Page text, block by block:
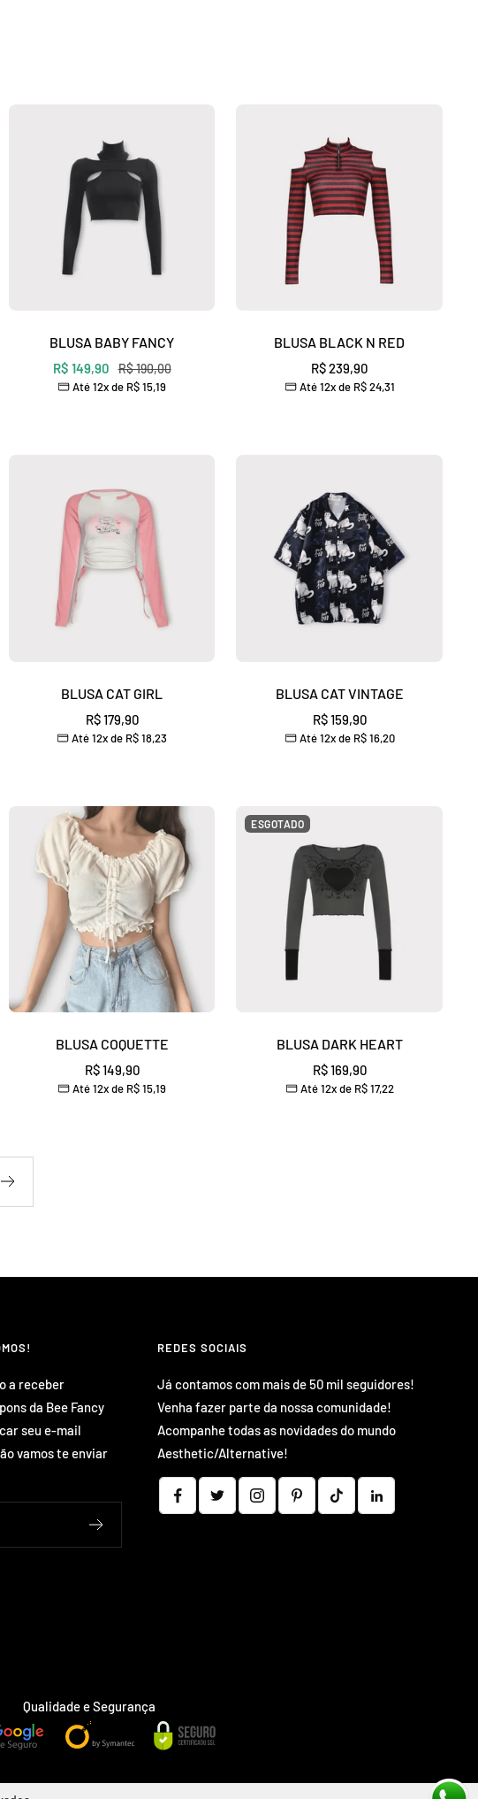
BLUSA BABY FANCY
Preço
promocional
R$ 149,90 Preço
normal
R$ 190,00
Até 12x de R$ 15,19
BLUSA BLACK N RED
Preço
promocional
R$ 239,90
Até 12x de R$ 24,31
BLUSA CAT GIRL
Preço
promocional
R$ 179,90
Até 12x de R$ 18,23
BLUSA CAT VINTAGE
Preço
promocional
R$ 159,90
Até 12x de R$ 16,20
BLUSA COQUETTE
Preço
promocional
R$ 149,90
Até 12x de R$ 15,19
ESGOTADO
BLUSA DARK HEART
Preço
promocional
R$ 169,90
Até 12x de R$ 17,22
a receber
da Bee Fancy
seu e-mail
vamos te enviar
REDES SOCIAIS
Já contamos com mais de 50 mil seguidores!
Venha fazer parte da nossa comunidade!
Acompanhe todas as novidades do mundo
Aesthetic/Alternative!
Qualidade e Segurança